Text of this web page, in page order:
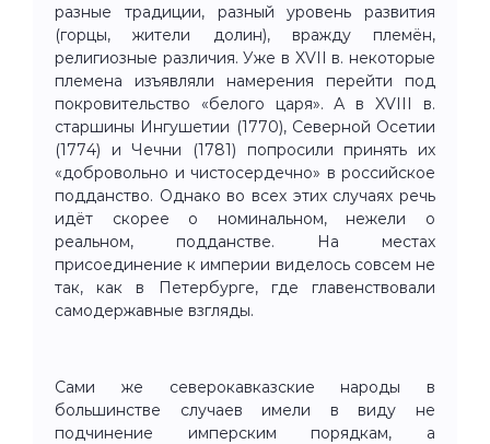
разные традиции, разный уровень развития
(горцы, жители долин), вражду племён,
религиозные различия. Уже в XVII в. некоторые
племена изъявляли намерения перейти под
покровительство «белого царя». А в XVIII в.
старшины Ингушетии (1770), Северной Осетии
(1774) и Чечни (1781) попросили принять их
«добровольно и чистосердечно» в российское
подданство. Однако во всех этих случаях речь
идёт скорее о номинальном, нежели о
реальном, подданстве. На местах
присоединение к империи виделось совсем не
так, как в Петербурге, где главенствовали
самодержавные взгляды.
Сами же северокавказские народы в
большинстве случаев имели в виду не
подчинение имперским порядкам, а